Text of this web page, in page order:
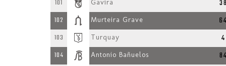
101 Gavira
102 Murteira Grave
103 Turquay 4
104 Antonio Bañuelos